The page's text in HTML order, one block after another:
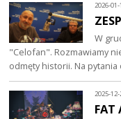
2026-
W
"Celofan". Rozmawiamy
odmęty historii. Na
2025-
FAT